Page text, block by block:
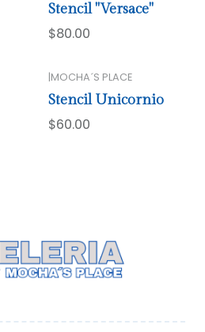
Stencil "Versace"
$80.00
|MOCHA´S PLACE
Stencil Unicornio
$60.00